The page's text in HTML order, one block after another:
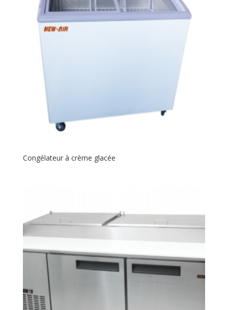
Congélateur à crème glacée